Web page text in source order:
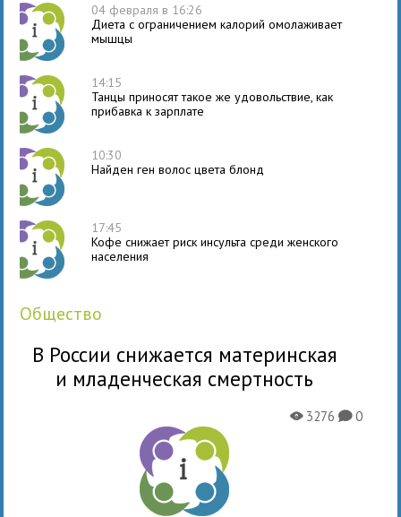
04 февраля в 16:26
Диета с ограничением калорий омолаживает
мышцы
14:15
Танцы приносят такое же удовольствие, как
прибавка к зарплате
10:30
Найден ген волос цвета блонд
17:45
Кофе снижает риск инсульта среди женского
населения
общество
В России снижается материнская
и младенческая смертность
X3276K0